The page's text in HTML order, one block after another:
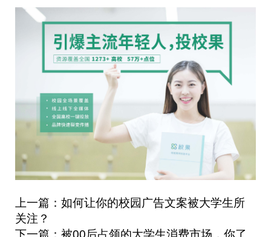
上一篇：如何让你的校园广告文案被大学生所
关注？
下一篇：被00后占领的大学生消费市场，你了